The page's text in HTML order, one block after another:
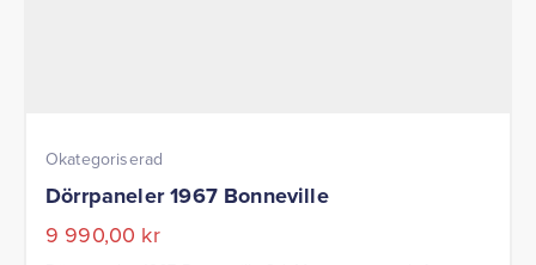
Okategoriserad
Dörrpaneler 1967 Bonneville
9 990,00 kr